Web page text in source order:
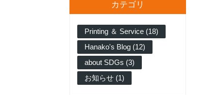
カテゴリ
Printing ＆ Service (18)
Hanako's Blog (12)
about SDGs (3)
お知らせ (1)